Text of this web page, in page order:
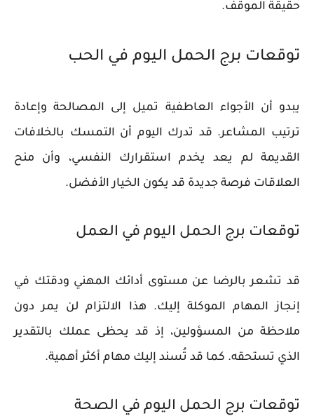
حقيقة الموقف.
توقعات برج الحمل اليوم في الحب
يبدو أن الأجواء العاطفية تميل إلى المصالحة وإعادة
ترتيب المشاعر. قد تدرك اليوم أن التمسك بالخلافات
القديمة لم يعد يخدم استقرارك النفسي، وأن منح
العلاقات فرصة جديدة قد يكون الخيار الأفضل.
توقعات برج الحمل اليوم في العمل
قد تشعر بالرضا عن مستوى أدائك المهني ودقتك في
إنجاز المهام الموكلة إليك. هذا الالتزام لن يمر دون
ملاحظة من المسؤولين، إذ قد يحظى عملك بالتقدير
الذي تستحقه. كما قد تُسند إليك مهام أكثر أهمية.
توقعات برج الحمل اليوم في الصحة